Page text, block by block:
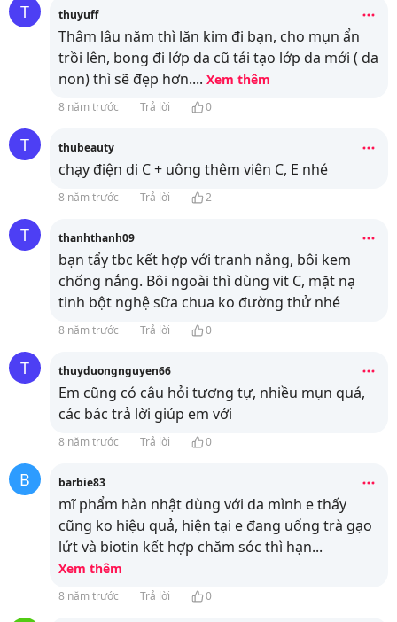
T thuyuff
Thâm lâu năm thì lăn kim đi bạn, cho mụn ẩn
trồi lên, bong đi lớp da cũ tái tạo lớp da mới ( da
non) thì sẽ đẹp hơn.... Xem thêm
8 năm trước Trả lời 0
T thubeauty
chạy điện di C + uông thêm viên C, E nhé
8 năm trước Trả lời 2
T thanhthanh09
bạn tẩy tbc kết hợp với tranh nắng, bôi kem
chống nắng. Bôi ngoài thì dùng vit C, mặt nạ
tinh bột nghệ sữa chua ko đường thử nhé
8 năm trước Trả lời 0
T thuyduongnguyen66
Em cũng có câu hỏi tương tự, nhiều mụn quá,
các bác trả lời giúp em với
8 năm trước Trả lời 0
B barbie83
mĩ phẩm hàn nhật dùng với da mình e thấy
cũng ko hiệu quả, hiện tại e đang uống trà gạo
lứt và biotin kết hợp chăm sóc thì hạn...
Xem thêm
8 năm trước Trả lời 0